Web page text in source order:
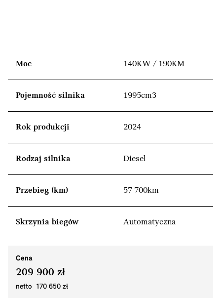
Moc 140KW / 190KM
Pojemność silnika 1995cm3
Rok produkcji 2024
Rodzaj silnika Diesel
Przebieg (km) 57 700km
Skrzynia biegów Automatyczna
Cena
209 900 zł
netto 170 650 zł